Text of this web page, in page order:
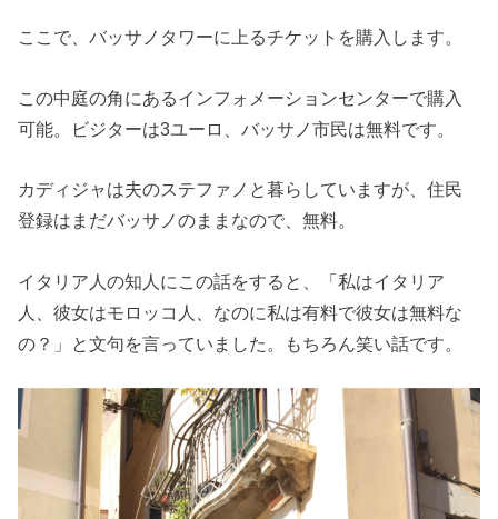
ここで、バッサノタワーに上るチケットを購入します。
この中庭の角にあるインフォメーションセンターで購入
可能。ビジターは3ユーロ、バッサノ市民は無料です。
カディジャは夫のステファノと暮らしていますが、住民
登録はまだバッサノのままなので、無料。
イタリア人の知人にこの話をすると、「私はイタリア
人、彼女はモロッコ人、なのに私は有料で彼女は無料な
の？」と文句を言っていました。もちろん笑い話です。